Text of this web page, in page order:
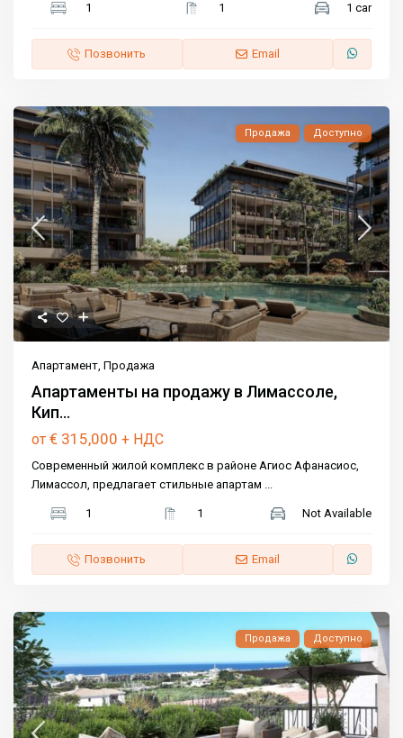
1 1 1 car
Позвонить Email
Продажа Доступно
Апартамент,Продажа
Апартаменты на продажу в Лимассоле,
Кип...
от € 315,000+ НДС
Современный жилой комплекс в районе Агиос Афанасиос,
Лимассол, предлагает стильные апартам ...
1 1 Not Available
Позвонить Email
Продажа Доступно